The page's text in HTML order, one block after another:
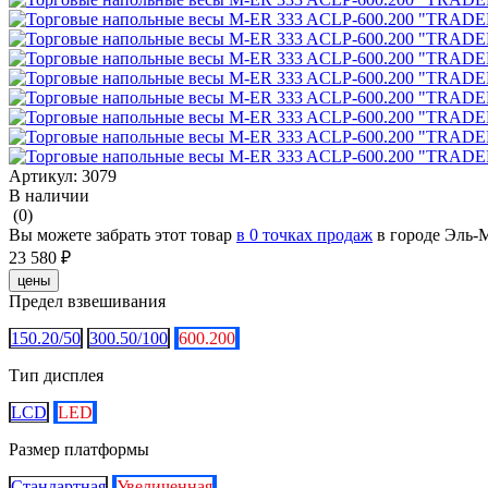
Артикул: 3079
В наличии
(0)
Вы можете забрать этот товар в 0 точках продаж в городе Эль-
23 580 ₽
цены
Предел взвешивания
150.20/50 300.50/100 600.200
Тип дисплея
LCD
LED
Размер платформы